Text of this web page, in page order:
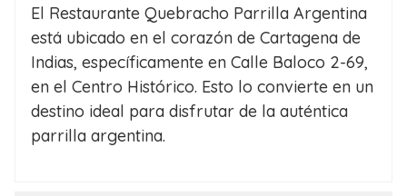
El Restaurante Quebracho Parrilla Argentina
está ubicado en el corazón de Cartagena de
Indias, específicamente en Calle Baloco 2-69,
en el Centro Histórico. Esto lo convierte en un
destino ideal para disfrutar de la auténtica
parrilla argentina.